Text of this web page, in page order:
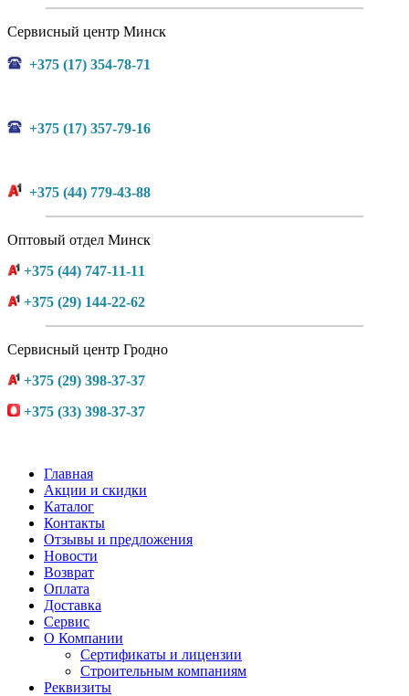
Сервисный центр Минск
+375 (17) 354-78-71
+375 (17) 357-79-16
+375 (44) 779-43-88
Оптовый отдел Минск
+375 (44) 747-11-11
+375 (29) 144-22-62
Сервисный центр Гродно
+375 (29) 398-37-37
+375 (33) 398-37-37
Главная
Акции и скидки
Каталог
Контакты
Отзывы и предложения
Новости
Возврат
Оплата
Доставка
Сервис
О Компании
Сертификаты и лицензии
Строительным компаниям
Реквизиты